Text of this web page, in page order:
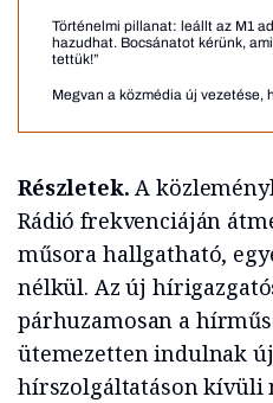
Történelmi pillanat: leállt az M1
hazudhat. Bocsánatot kérünk,
tettük!”
Megvan a közmédia új vezetése,
Részletek.A
Rádió frekvenciáján
műsora hallgatható,
nélkül. Az új
párhuzamosan a
ütemezetten indulnak
hírszolgáltatáson kívüli